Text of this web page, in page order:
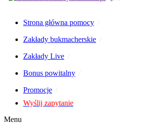
Strona główna pomocy
Zakłady bukmacherskie
Zakłady Live
Bonus powitalny
Promocje
Wyślij zapytanie
Menu